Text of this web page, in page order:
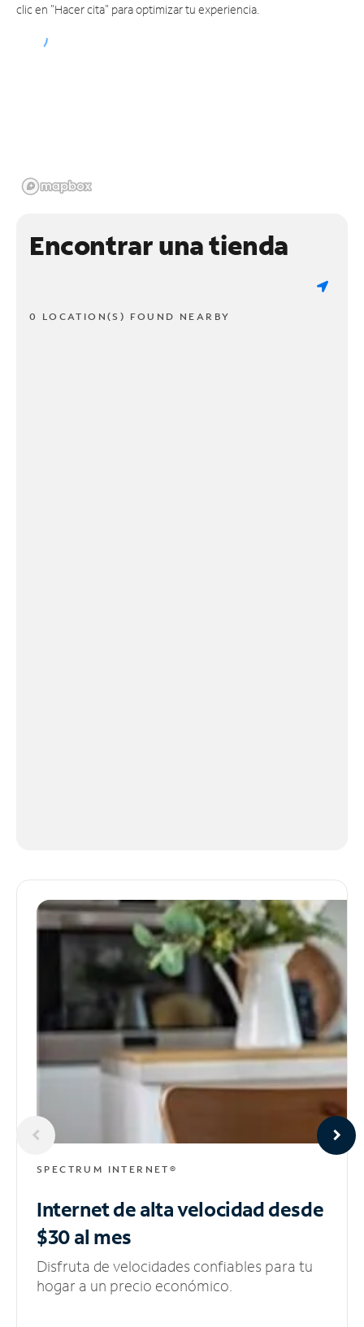
clic en "Hacer cita" para optimizar tu experiencia.
Encontrar una tienda
0 LOCATION(S) FOUND NEARBY
SPECTRUM INTERNET®
Internet de alta velocidaddesde
$30 al mes
Disfruta de velocidades confiables para tu
hogar a un precio económico.